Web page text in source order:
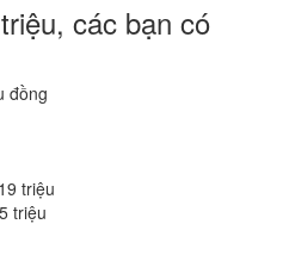
các bạn có
đồng
triệu
triệu